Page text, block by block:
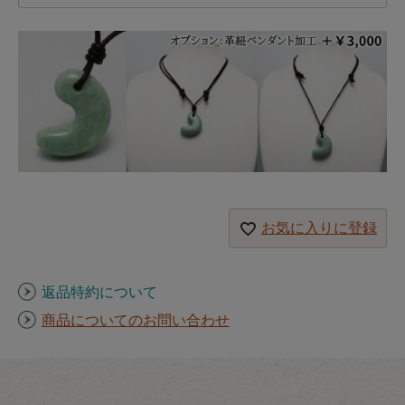
お気に入りに登録
返品特約について
商品についてのお問い合わせ